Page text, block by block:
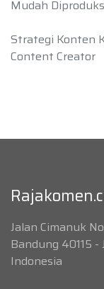
Mudah
Strategi Konten
Content Creator
Jalan Cimanuk
Bandung 40115 -
Indonesia